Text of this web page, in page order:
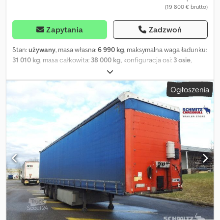
(19 800 € brutto)
Zapytania Zadzwoń
Stan:używany, masa własna:6 990 kg, maksymalna waga ładunku:
31 010 kg, masa całkowita: 38 000 kg, konfiguracja osi: 3 osie,
, następna inspekcja (TÜV):
długość przestrzeni ładunkowej:13 620 mm, szerokość
przestrzeni ładunkowej:
2 480 mm , wysokość przestrzeni
2 830 mm , objętość przestrzeni ładunkowej:
zawieszenie:
powietrze , rozmiar opony:385/65 R22,5, kolor:
niebieski, Rok budowy:2016, Wyposażenie: ABS, windy
, Masa własna: 6990 kg, dopuszczalna masa
całkowita: 38000 kg, mocowanie ładunku z certyfikatem,
przestrzeń ładunkowa (długość x szerokość x wysokość): 13 620
mm x 2480 mm x 2830 mm, rozmiar opony: 385/65 R22,5, certyfikat
DIN EN 12642 (kod XL), pojemność przestrzeni ładunkowej: 92 m³,
pierwsza oś: , druga oś: , trzecia oś: , zawieszenie pneumatyczne,
system zapobiegający przesuwaniu się ładunku, podnoszona oś
przednia i tylna, skrzynia na palety, klapa tylna, elektroniczny
system hamulcowy EBS, uchwyt na gaśnicę, skrzynka narzędzi,
Ogłoszenia